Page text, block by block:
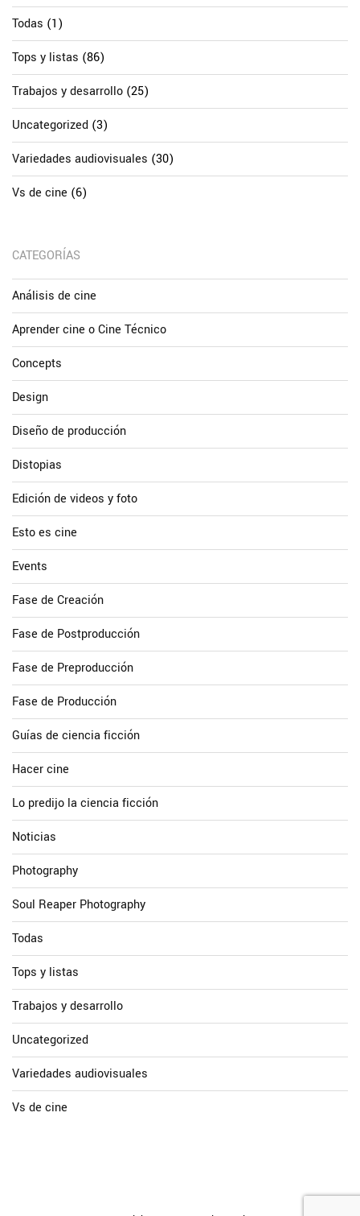
Todas (1)
Tops y listas (86)
Trabajos y desarrollo (25)
Uncategorized (3)
Variedades audiovisuales (30)
Vs de cine (6)
CATEGORÍAS
Análisis de cine
Aprender cine o Cine Técnico
Concepts
Design
Diseño de producción
Distopias
Edición de videos y foto
Esto es cine
Events
Fase de Creación
Fase de Postproducción
Fase de Preproducción
Fase de Producción
Guías de ciencia ficción
Hacer cine
Lo predijo la ciencia ficción
Noticias
Photography
Soul Reaper Photography
Todas
Tops y listas
Trabajos y desarrollo
Uncategorized
Variedades audiovisuales
Vs de cine